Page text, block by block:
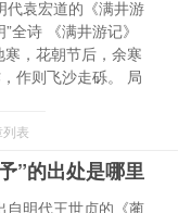
代袁宏道的《满井游
全诗 《满井游记》
，花朝节后，余寒
作则飞沙走砾。 局
列表
”的出处是哪里
自明代王世贞的《蔺